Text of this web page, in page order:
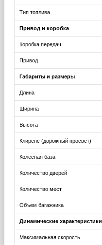
Тип топлива
Привод и коробка
Коробка передач
Привод
Габариты и размеры
Длина
Ширина
Высота
Клиренс (дорожный просвет)
Колесная база
Количество дверей
Количество мест
Объем багажника
Динамические характеристики
Максимальная скорость